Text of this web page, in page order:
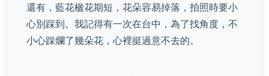
還有，藍花楹花期短，花朵容易掉落，拍照時要小
心別踩到。我記得有一次在台中，為了找角度，不
小心踩爛了幾朵花，心裡挺過意不去的。